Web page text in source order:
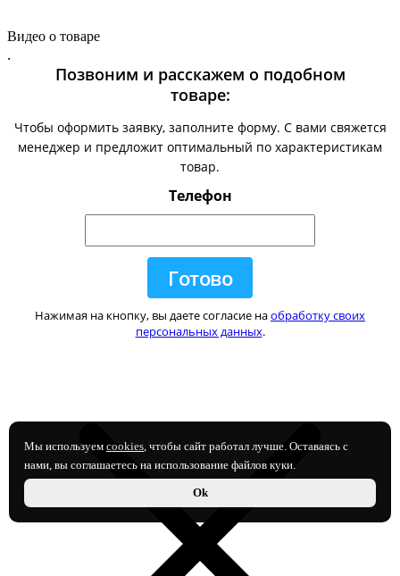
Мы используем cookies, чтобы сайт работал лучше. Оставаясь с
нами, вы соглашаетесь на использование файлов куки.
Ok
Видео о товаре
.
Позвоним и расскажем о подобном
товаре:
Чтобы оформить заявку, заполните форму. С вами свяжется
менеджер и предложит оптимальный по характеристикам
товар.
Телефон
Нажимая на кнопку, вы даете согласие наобработку своих
персональных данных.